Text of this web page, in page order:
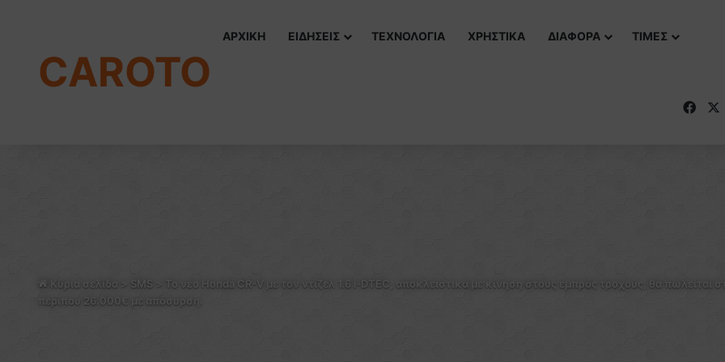
CAROTO
ΑΡΧΙΚΗ ΕΙΔΗΣΕΙΣ ΤΕΧΝΟΛΟΓΙΑ ΧΡΗΣΤΙΚΑ ΔΙΑΦΟΡΑ ΤΙΜΕΣ
Κύρια σελίδα > SMS > To νέο Honda CR-V με τον ντίζελ 1.6 i-DTEC, αποκλειστικά με κίνηση στους εμπρός τροχούς, θα
περίπου 26.000€ με απόσυρση.